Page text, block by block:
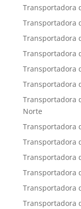
Transportadora
Transportadora
Transportadora
Transportadora
Transportadora
Transportadora
Transportadora
Norte
Transportadora
Transportadora
Transportadora
Transportadora
Transportadora
Transportadora